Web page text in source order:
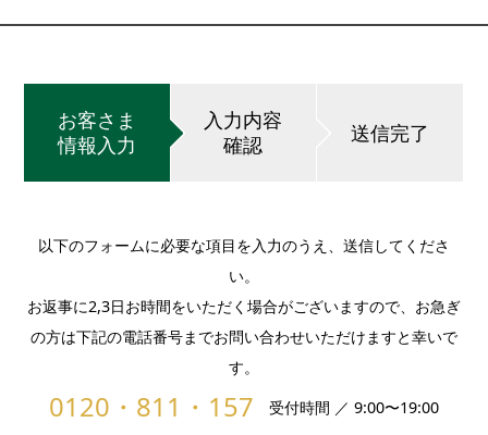
お客さま
情報入力
入力内容
確認
送信完了
以下のフォームに必要な項目を入力のうえ、送信してくださ
い。
お返事に2,3日お時間をいただく場合がございますので、お急ぎ
の方は下記の電話番号までお問い合わせいただけますと幸いで
す。
0120・811・157 受付時間 ／ 9:00〜19:00